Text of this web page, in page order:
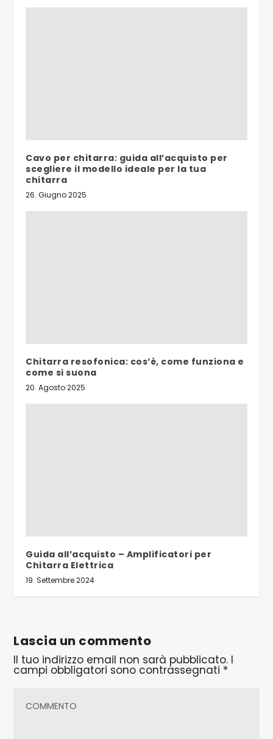
Cavo per chitarra: guida all’acquisto per
scegliere il modello ideale per la tua
chitarra
26. Giugno 2025
Chitarra resofonica: cos’è, come funziona e
come si suona
20. Agosto 2025
Guida all’acquisto – Amplificatori per
Chitarra Elettrica
19. Settembre 2024
Lascia un commento
Il tuo indirizzo email non sarà pubblicato. I
campi obbligatori sono contrassegnati *